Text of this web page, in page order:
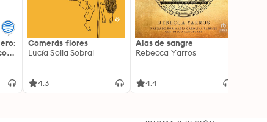
Comerás flores
Lucía Solla Sobral
4.3
Alas de sangre
Rebecca Yarros
4.4